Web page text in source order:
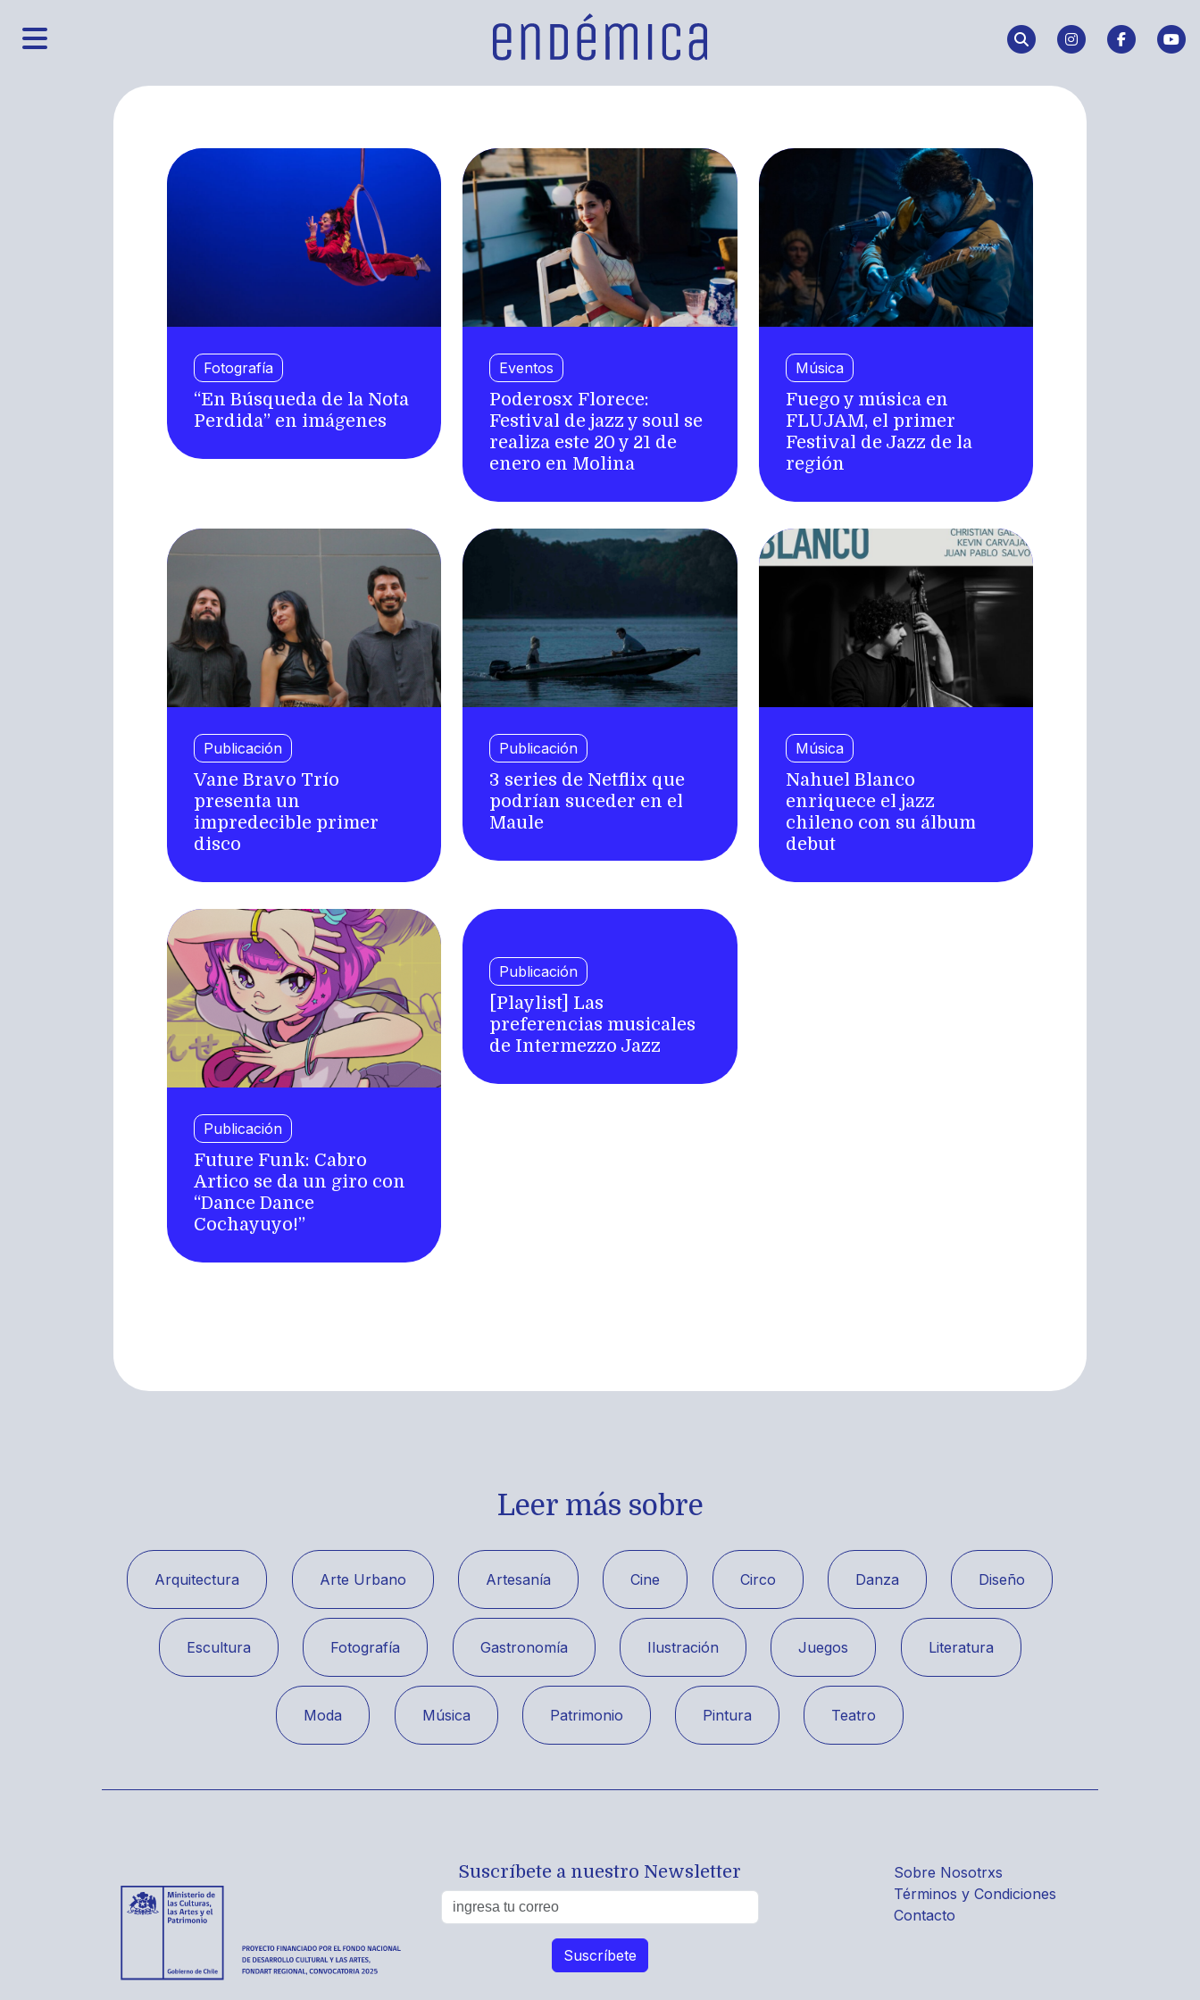
Fotografía
“En Búsqueda de la Nota
Perdida” en imágenes
Eventos
Poderosx Florece:
Festival de jazz y soul se
realiza este 20 y 21 de
enero en Molina
Música
Fuego y música en
FLUJAM, el primer
Festival de Jazz de la
región
Publicación
Vane Bravo Trío
presenta un
impredecible primer
disco
Publicación
3 series de Netflix que
podrían suceder en el
Maule
Música
Nahuel Blanco
enriquece el jazz
chileno con su álbum
debut
Publicación
Future Funk: Cabro
Artico se da un giro con
“Dance Dance
Cochayuyo!”
Publicación
[Playlist] Las
preferencias musicales
de Intermezzo Jazz
Leer más sobre
Arquitectura Arte Urbano Artesanía Cine Circo Danza Diseño
Escultura Fotografía Gastronomía Ilustración Juegos Literatura
Moda Música Patrimonio Pintura Teatro
Suscríbete a nuestro Newsletter
Sobre Nosotrxs
Términos y Condiciones
Contacto